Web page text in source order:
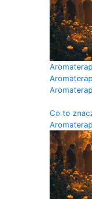
Co to